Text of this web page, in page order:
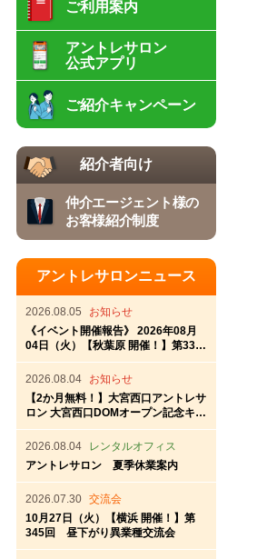
ご利用案内
アントレサロン
公式アプリ
ご紹介キャンペーン
紹介者向け
仲介エージェント様の
お客様紹介制度
アントレサロンニュース
2026.08.05
お知らせ
《イベント開催報告》 2026年08月
04日（火）【秋葉原 開催！】第337
回秋葉原アントレ交流会
2026.08.04
お知らせ
【2か月無料！】大宮西口アントレサ
ロン 大宮西口DOMオープン記念キャ
ンペーン
2026.08.04
レンタルオフィス
アントレサロン 夏季休業案内
2026.07.30 交流会
10月27日（火）【横浜 開催！】第
345回 昼下がり異業種交流会